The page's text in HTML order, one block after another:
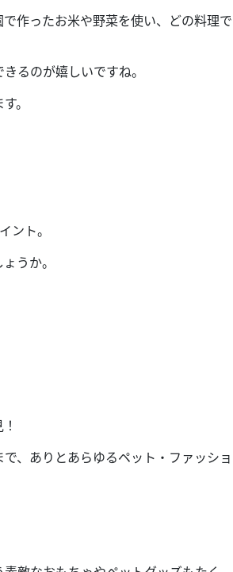
作ったお米や野菜を使い、どの料理で
るのが嬉しいですね。
。
ント。
うか。
、ありとあらゆるペット・ファッショ